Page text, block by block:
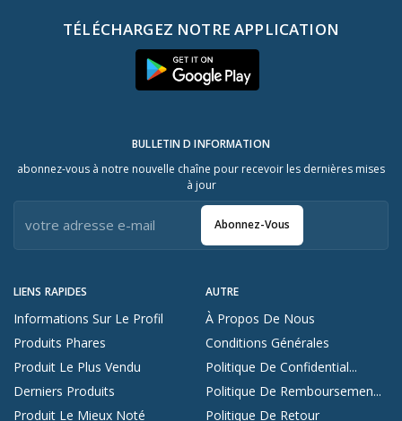
TÉLÉCHARGEZ NOTRE APPLICATION
LIENS RAPIDES
Informations Sur Le Profil
Produits Phares
Produit Le Plus Vendu
Derniers Produits
Produit Le Mieux Noté
AUTRE
À Propos De Nous
Conditions Générales
Politique De Confidential...
Politique De Remboursemen...
Politique De Retour
BULLETIN D INFORMATION
abonnez-vous à notre nouvelle chaîne pour recevoir les dernières mises
à jour
Abonnez-Vous